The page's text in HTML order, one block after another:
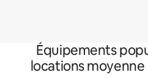
Équipements
locations